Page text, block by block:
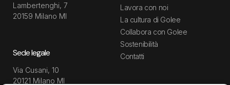
Lambertenghi, 7
20159 Milano MI
Sede legale
Via Cusani, 10
20121 Milano MI
Lavora con noi
La cultura di Golee
Collabora con Golee
Sostenibilità
Contatti